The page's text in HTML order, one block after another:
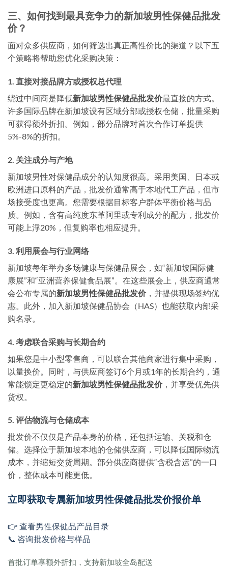
三、如何找到最具竞争力的新加坡男性保健品批发
价？
面对众多供应商，如何筛选出真正高性价比的渠道？以下五
个策略将帮助您优化采购决策：
1. 直接对接品牌方或授权总代理
绕过中间商是降低新加坡男性保健品批发价最直接的方式。
许多国际品牌在新加坡设有区域分部或授权仓储，批量采购
可获得额外折扣。例如，部分品牌对首次合作订单提供
5%-8%的折扣。
2. 关注成分与产地
新加坡男性对保健品成分的认知度很高。采用美国、日本或
欧洲进口原料的产品，批发价通常高于本地代工产品，但市
场接受度也更高。您需要根据目标客户群体平衡价格与品
质。例如，含有高纯度东革阿里或专利成分的配方，批发价
可能上浮20%，但复购率也相应提升。
3. 利用展会与行业网络
新加坡每年举办多场健康与保健品展会，如“新加坡国际健
康展”和“亚洲营养保健食品展”。在这些展会上，供应商通常
会公布专属的新加坡男性保健品批发价，并提供现场签约优
惠。此外，加入新加坡保健品协会（HAS）也能获取内部采
购名录。
4. 考虑联合采购与长期合约
如果您是中小型零售商，可以联合其他商家进行集中采购，
以量换价。同时，与供应商签订6个月或1年的长期合约，通
常能锁定更稳定的新加坡男性保健品批发价，并享受优先供
货权。
5. 评估物流与仓储成本
批发价不仅仅是产品本身的价格，还包括运输、关税和仓
储。选择位于新加坡本地的仓储供应商，可以降低国际物流
成本，并缩短交货周期。部分供应商提供“含税含运”的一口
价，整体成本可能更低。
立即获取专属新加坡男性保健品批发价报价单
👉 查看男性保健品产品目录
📞 咨询批发价格与样品
首批订单享额外折扣，支持新加坡全岛配送